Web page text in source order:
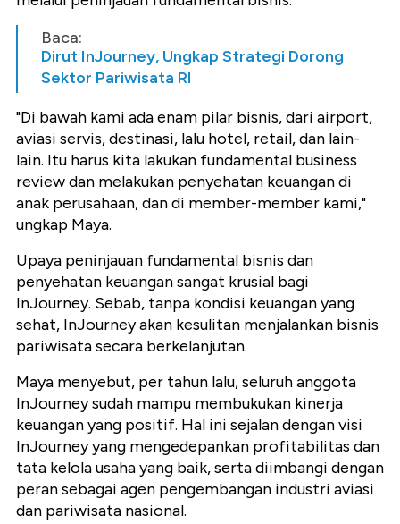
Baca:
Dirut InJourney, Ungkap Strategi Dorong
Sektor Pariwisata RI
"Di bawah kami ada enam pilar bisnis, dari airport,
aviasi servis, destinasi, lalu hotel, retail, dan lain-
lain. Itu harus kita lakukan fundamental business
review dan melakukan penyehatan keuangan di
anak perusahaan, dan di member-member kami,"
ungkap Maya.
Upaya peninjauan fundamental bisnis dan
penyehatan keuangan sangat krusial bagi
InJourney. Sebab, tanpa kondisi keuangan yang
sehat, InJourney akan kesulitan menjalankan bisnis
pariwisata secara berkelanjutan.
Maya menyebut, per tahun lalu, seluruh anggota
InJourney sudah mampu membukukan kinerja
keuangan yang positif. Hal ini sejalan dengan visi
InJourney yang mengedepankan profitabilitas dan
tata kelola usaha yang baik, serta diimbangi dengan
peran sebagai agen pengembangan industri aviasi
dan pariwisata nasional.